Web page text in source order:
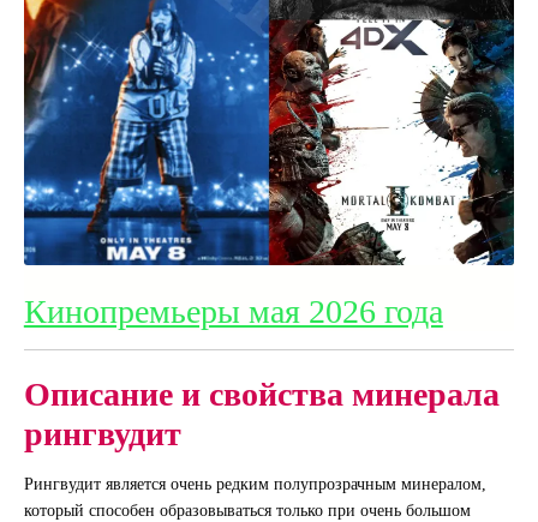
Кинопремьеры мая 2026 года
Описание и свойства минерала
рингвудит
Рингвудит является очень редким полупрозрачным минералом,
который способен образовываться только при очень большом